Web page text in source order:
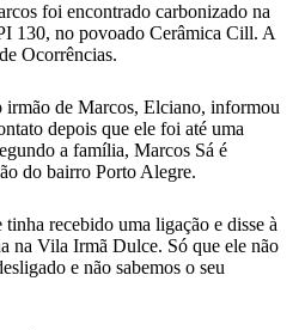
foi encontrado carbonizado na
130, no povoado Cerâmica Cill. A
Ocorrências.
de Marcos, Elciano, informou
depois que ele foi até uma
a família, Marcos Sá é
do bairro Porto Alegre.
tinha recebido uma ligação e disse à
na Vila Irmã Dulce. Só que ele não
e não sabemos o seu